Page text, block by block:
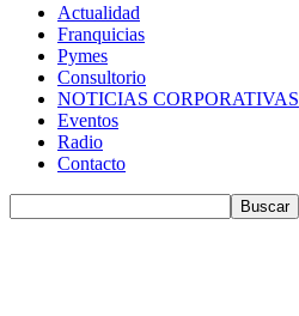
Actualidad
Franquicias
Pymes
Consultorio
NOTICIAS CORPORATIVAS
Eventos
Radio
Contacto